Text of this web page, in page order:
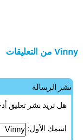
Vinny من التعليقات
نشر الرسالة
هل تريد نشر تعليق
اسمك الأول: